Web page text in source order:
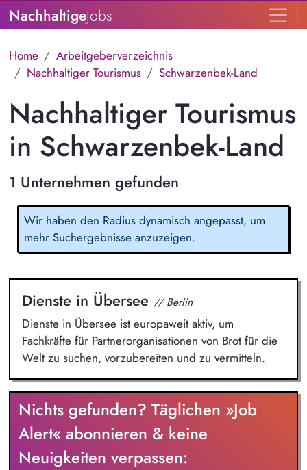
NachhaltigeJobs
Home
Arbeitgeberverzeichnis
Nachhaltiger Tourismus
Schwarzenbek-Land
Nachhaltiger Tourismus
in Schwarzenbek-Land
1 Unternehmen gefunden
Wir haben den Radius dynamisch angepasst, um
mehr Suchergebnisse anzuzeigen.
Dienste in Übersee // Berlin
Dienste in Übersee ist europaweit aktiv, um
Fachkräfte für Partnerorganisationen von Brot für die
Welt zu suchen, vorzubereiten und zu vermitteln.
Nichts gefunden? Täglichen »Job
Alert« abonnieren & keine
Neuigkeiten verpassen: